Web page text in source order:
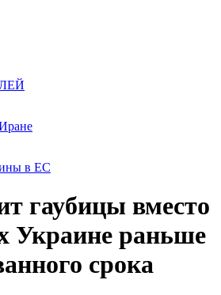
в ЕС
гаубицы вместо
Украине раньше
срока